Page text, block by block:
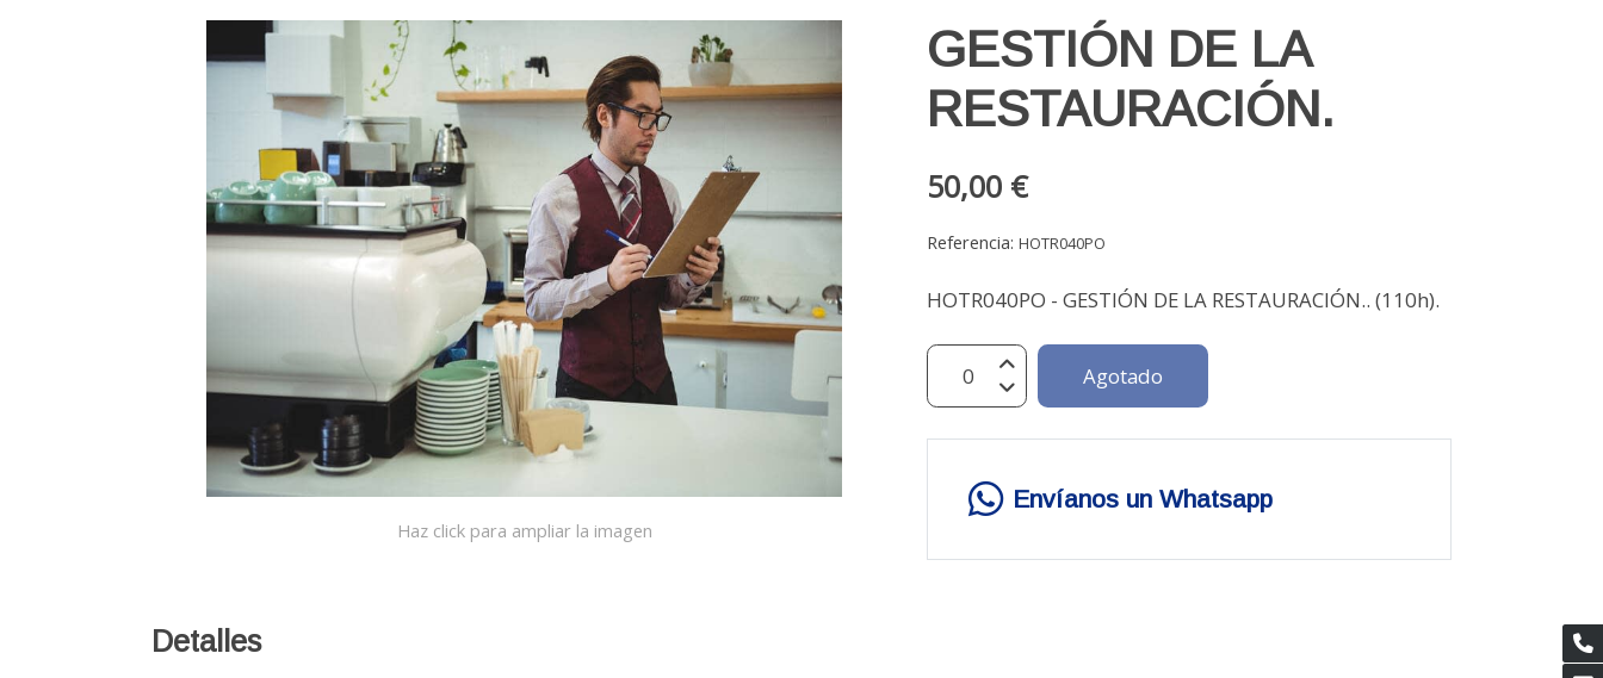
Haz click para ampliar la imagen
Detalles
GESTIÓN DE LA
RESTAURACIÓN.
50,00 €
Referencia:HOTR040PO
HOTR040PO - GESTIÓN DE LA RESTAURACIÓN.. (110h).
Agotado
Envíanos un Whatsapp